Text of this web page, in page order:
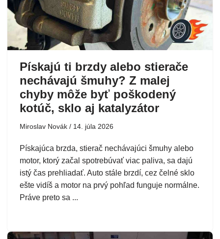
Pískajú ti brzdy alebo stierače
nechávajú šmuhy? Z malej
chyby môže byť poškodený
kotúč, sklo aj katalyzátor
Miroslav Novák 14. júla 2026
Pískajúca brzda, stierač nechávajúci šmuhy alebo
motor, ktorý začal spotrebúvať viac paliva, sa dajú
istý čas prehliadať. Auto stále brzdí, cez čelné sklo
ešte vidíš a motor na prvý pohľad funguje normálne.
Práve preto sa ...